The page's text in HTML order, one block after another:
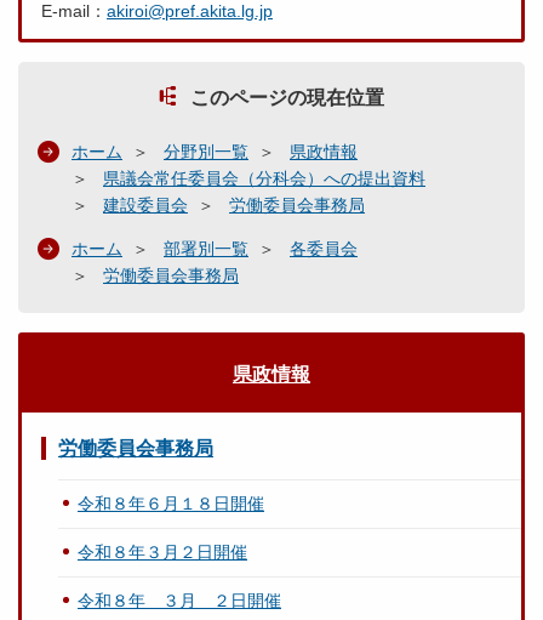
E-mail： akiroi@pref.akita.lg.jp
このページの現在位置
ホーム 分野別一覧
県政情報
県議会常任委員会（分科会）への提出資料
建設委員会
労働委員会事務局
ホーム 部署別一覧
各委員会
労働委員会事務局
県政情報
労働委員会事務局
令和８年６月１８日開催
令和８年３月２日開催
令和８年 ３月 ２日開催